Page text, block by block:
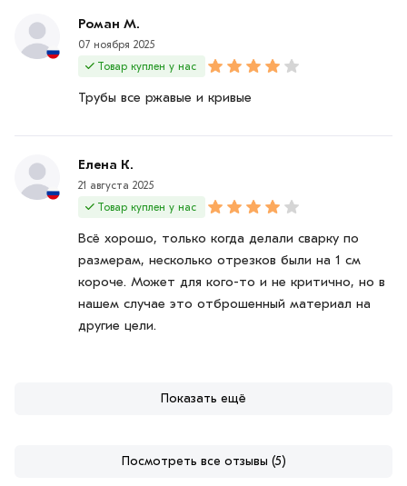
Роман М.
07 ноября 2025
Товар куплен у нас
Трубы все ржавые и кривые
Елена К.
21 августа 2025
Товар куплен у нас
Всё хорошо, только когда делали сварку по
размерам, несколько отрезков были на 1 см
короче. Может для кого-то и не критично, но в
нашем случае это отброшенный материал на
другие цели.
Показать ещё
Посмотреть все отзывы (5)